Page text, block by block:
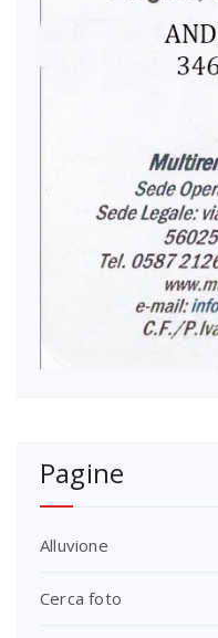
Pagine
Alluvione
Cerca foto